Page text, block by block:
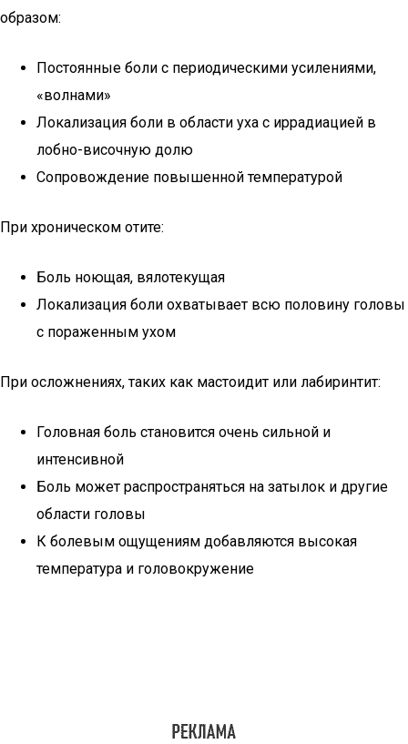
образом:
Постоянные боли с периодическими усилениями,
«волнами»
Локализация боли в области уха с иррадиацией в
лобно-височную долю
Сопровождение повышенной температурой
При хроническом отите:
Боль ноющая, вялотекущая
Локализация боли охватывает всю половину головы
с пораженным ухом
При осложнениях, таких как мастоидит или лабиринтит:
Головная боль становится очень сильной и
интенсивной
Боль может распространяться на затылок и другие
области головы
К болевым ощущениям добавляются высокая
температура и головокружение